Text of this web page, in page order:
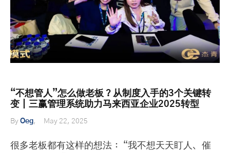
“不想管人”怎么做老板？从制度入手的3个关键转
变｜三赢管理系统助力马来西亚企业2025转型
By Oeg May 22, 2025
很多老板都有这样的想法： “我不想天天盯人、催